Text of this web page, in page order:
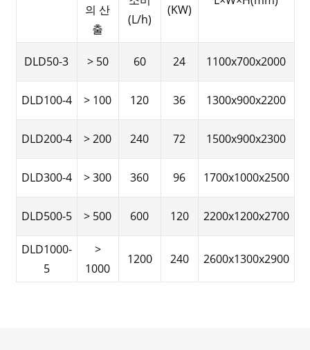
의 산
출
(L/h)
(KW)
DLD50-3 > 50 60 24 1100x700x2000
DLD100-4 > 100 120 36 1300x900x2200
DLD200-4 > 200 240 72 1500x900x2300
DLD300-4 > 300 360 96 1700x1000x2500
DLD500-5 > 500 600 120 2200x1200x2700
DLD1000-
5
>
1000
1200 240 2600x1300x2900